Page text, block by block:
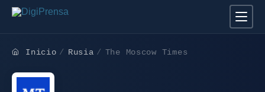
Inicio Rusia The Moscow Times